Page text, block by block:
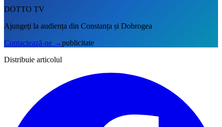
DOTTO TV
Ajungeți la audiența din Constanța și Dobrogea
Contactează-ne →publicitate
Distribuie articolul